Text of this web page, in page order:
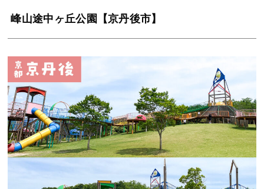
峰山途中ヶ丘公園【京丹後市】